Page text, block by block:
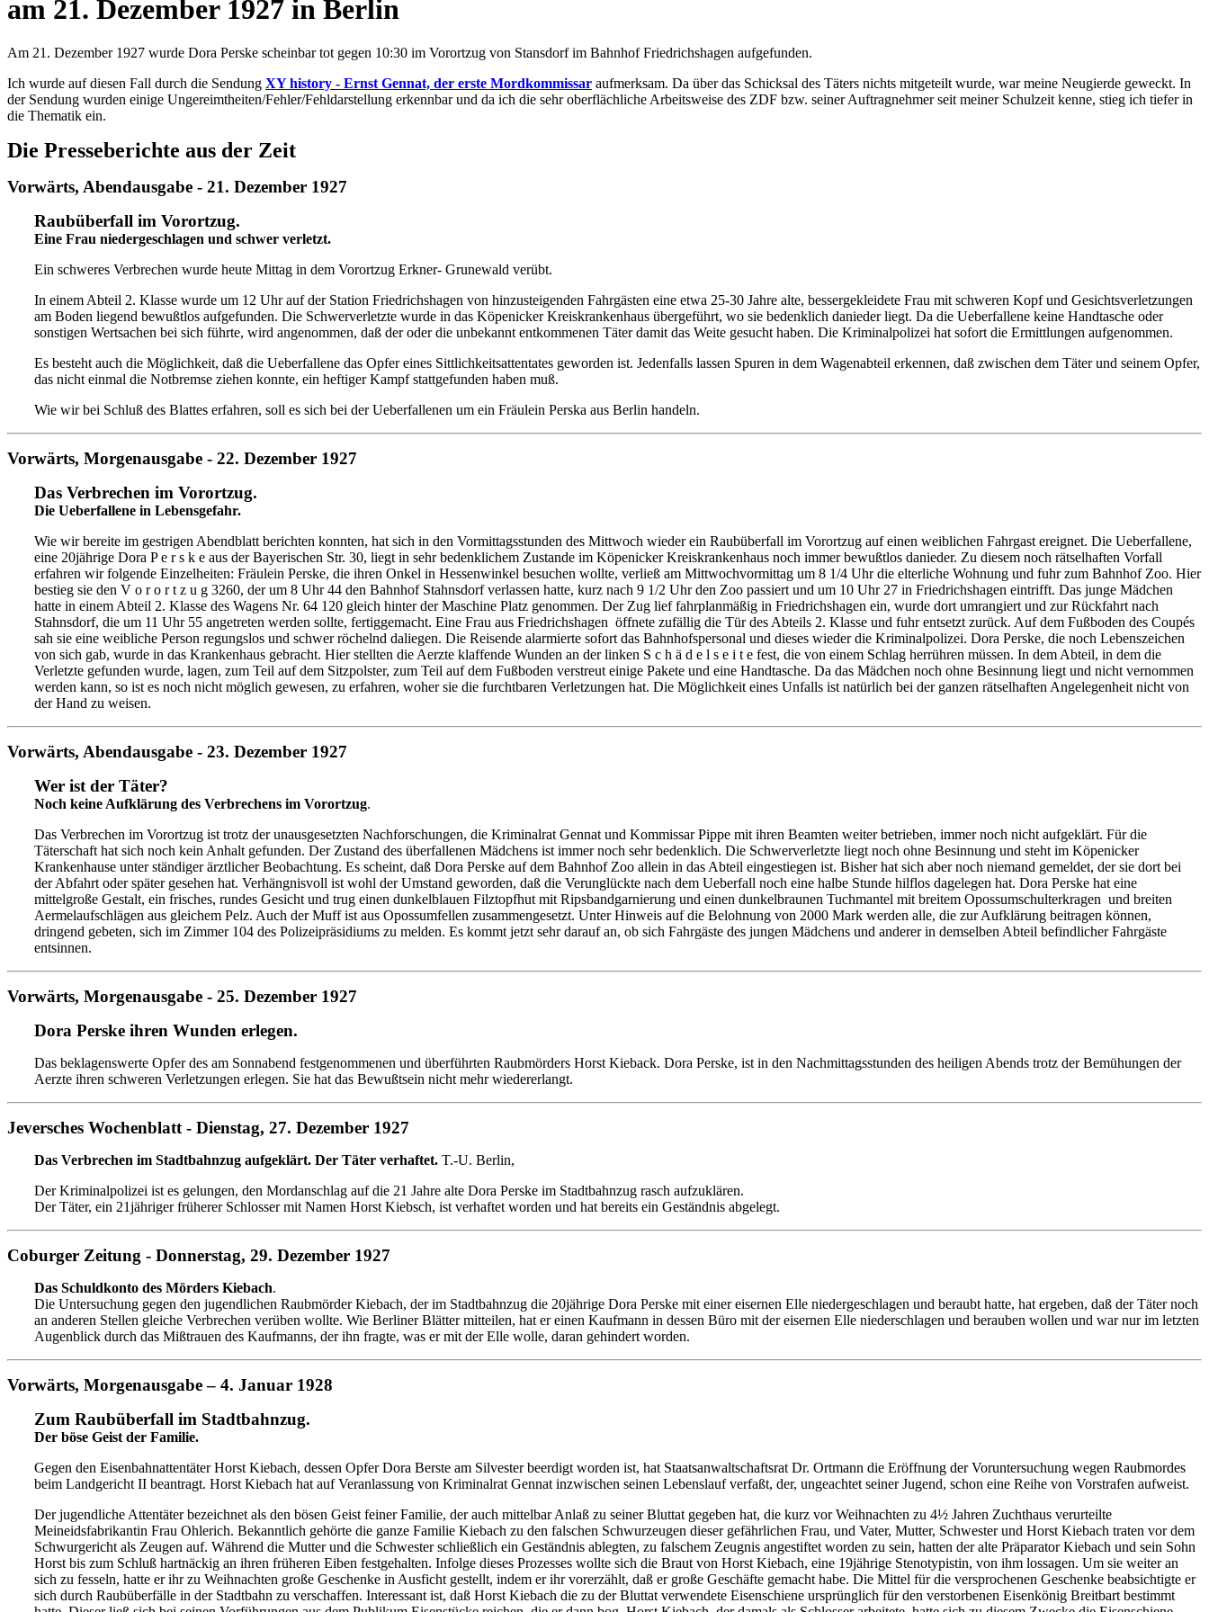
am 21. Dezember 1927 in Berlin
Am 21. Dezember 1927 wurde Dora Perske scheinbar tot gegen 10:30 im Vorortzug von Stansdorf im Bahnhof Friedrichshagen aufgefunden.
Ich wurde auf diesen Fall durch die Sendung XY history - Ernst Gennat, der erste Mordkommissar aufmerksam. Da über das Schicksal des Täters nichts mitgeteilt wurde, war meine Neugierde geweckt. In
der Sendung wurden einige Ungereimtheiten/Fehler/Fehldarstellung erkennbar und da ich die sehr oberflächliche Arbeitsweise des ZDF bzw. seiner Auftragnehmer seit meiner Schulzeit kenne, stieg ich tiefer in
die Thematik ein.
Die Presseberichte aus der Zeit
Vorwärts, Abendausgabe - 21. Dezember 1927
Raubüberfall im Vorortzug.
Eine Frau niedergeschlagen und schwer verletzt.
Ein schweres Verbrechen wurde heute Mittag in dem Vorortzug Erkner- Grunewald verübt.
In einem Abteil 2. Klasse wurde um 12 Uhr auf der Station Friedrichshagen von hinzusteigenden Fahrgästen eine etwa 25-30 Jahre alte, bessergekleidete Frau mit schweren Kopf und Gesichtsverletzungen
am Boden liegend bewußtlos aufgefunden. Die Schwerverletzte wurde in das Köpenicker Kreis­krankenhaus übergeführt, wo sie bedenklich danieder liegt. Da die Ueberfallene keine Handtasche oder
sonstigen Wertsachen bei sich führte, wird angenommen, daß der oder die unbekannt entkomme­nen Täter damit das Weite gesucht haben. Die Kriminalpolizei hat sofort die Ermittlungen aufgenommen.
Es besteht auch die Möglichkeit, daß die Ueberfallene das Opfer eines Sittlichkeitsattentates geworden ist. Jedenfalls lassen Spuren in dem Wagenabteil erkennen, daß zwischen dem Täter und seinem Opfer,
das nicht einmal die Not­bremse ziehen konnte, ein heftiger Kampf stattgefunden haben muß.
Wie wir bei Schluß des Blattes erfahren, soll es sich bei der Ueberfallenen um ein Fräulein Perska aus Berlin handeln.
Vorwärts, Morgenausgabe - 22. Dezember 1927
Das Verbrechen im Vorortzug.
Die Ueberfallene in Lebensgefahr.
Wie wir bereite im gestrigen Abendblatt berichten konnten, hat sich in den Vormittagsstunden des Mittwoch wieder ein Raubüberfall im Vorortzug auf einen weiblichen Fahrgast ereignet. Die Ueberfallene,
eine 20jährige Dora P e r s k e aus der Bayerischen Str. 30, liegt in sehr bedenklichem Zustande im Köpenicker Kreiskrankenhaus noch immer bewußtlos danieder. Zu diesem noch rätselhaften Vorfall
erfahren wir folgende Einzelheiten: Fräulein Perske, die ihren Onkel in Hessenwinkel besuchen wollte, verließ am Mittwochvormittag um 8 1/4 Uhr die elterliche Wohnung und fuhr zum Bahnhof Zoo. Hier
bestieg sie den V o r o r t z u g 3260, der um 8 Uhr 44 den Bahnhof Stahnsdorf verlassen hatte, kurz nach 9 1/2 Uhr den Zoo passiert und um 10 Uhr 27 in Friedrichshagen eintrifft. Das junge Mädchen
hatte in einem Abteil 2. Klasse des Wagens Nr. 64 120 gleich hinter der Maschine Platz genommen. Der Zug lief fahrplanmäßig in Friedrichshagen ein, wurde dort umrangiert und zur Rückfahrt nach
Stahnsdorf, die um 11 Uhr 55 angetreten werden sollte, fertiggemacht. Eine Frau aus Friedrichshagen öffnete zufällig die Tür des Abteils 2. Klasse und fuhr entsetzt zurück. Auf dem Fußboden des Coupés
sah sie eine weibliche Person regungslos und schwer röchelnd da­liegen. Die Reisende alarmierte sofort das Bahnhofspersonal und dieses wieder die Kriminalpolizei. Dora Perske, die noch Lebenszeichen
von sich gab, wurde in das Krankenhaus gebracht. Hier stellten die Aerzte klaffende Wunden an der linken S c h ä d e l s e i t e fest, die von einem Schlag herrühren müssen. In dem Abteil, in dem die
Verletzte gefunden wurde, lagen, zum Teil auf dem Sitzpolster, zum Teil auf dem Fußboden verstreut einige Pakete und eine Handtasche. Da das Mädchen noch ohne Besinnung liegt und nicht vernommen
werden kann, so ist es noch nicht möglich gewesen, zu erfahren, woher sie die furchtbaren Verletzungen hat. Die Möglichkeit eines Unfalls ist natürlich bei der ganzen rätselhaften Angelegenheit nicht von
der Hand zu weisen.
Vorwärts, Abendausgabe - 23. Dezember 1927
Wer ist der Täter?
Noch keine Aufklärung des Verbrechens im Vorortzug.
Das Verbrechen im Vorortzug ist trotz der unausgesetzten Nachforschungen, die Kriminalrat Gennat und Kommissar Pippe mit ihren Beamten weiter betrieben, immer noch nicht aufgeklärt. Für die
Täterschaft hat sich noch kein Anhalt gefunden. Der Zustand des überfallenen Mädchens ist immer noch sehr bedenklich. Die Schwerverletzte liegt noch ohne Besinnung und steht im Köpenicker
Krankenhause unter ständiger ärztlicher Beobachtung. Es scheint, daß Dora Perske auf dem Bahn­hof Zoo allein in das Abteil eingestiegen ist. Bisher hat sich aber noch niemand gemeldet, der sie dort bei
der Abfahrt oder später gesehen hat. Verhängnisvoll ist wohl der Umstand geworden, daß die Verunglückte nach dem Ueberfall noch eine halbe Stunde hilflos dagelegen hat. Dora Perske hat eine
mittelgroße Gestalt, ein frisches, rundes Gesicht und trug einen dunkelblauen Filztopfhut mit Ripsbandgarnierung und einen dunkelbraunen Tuchmantel mit breitem Opossumschulterkragen und breiten
Aermelaufschlägen aus gleichem Pelz. Auch der Muff ist aus Opossumfellen zusammengesetzt. Unter Hinweis auf die Belohnung von 2000 Mark werden alle, die zur Aufklärung beitragen können,
dringend gebeten, sich im Zimmer 104 des Polizeipräsidiums zu melden. Es kommt jetzt sehr darauf an, ob sich Fahrgäste des jungen Mädchens und anderer in demselben Abteil befindlicher Fahrgäste
entsinnen.
Vorwärts, Morgenausgabe - 25. Dezember 1927
Dora Perske ihren Wunden erlegen.
Das beklagenswerte Opfer des am Sonnabend festgenommenen und überführten Raubmörders Horst Kieback. Dora Perske, ist in den Nachmittagsstunden des heiligen Abends trotz der Bemühun­gen der
Aerzte ihren schweren Verletzungen erlegen. Sie hat das Bewußtsein nicht mehr wiedererlangt.
Jeversches Wochenblatt - Dienstag, 27. Dezember 1927
Das Verbrechen im Stadtbahnzug aufgeklärt. Der Täter verhaftet. T.-U. Berlin,
Der Kriminalpolizei ist es gelungen, den Mordanschlag auf die 21 Jahre alte Dora Perske im Stadtbahnzug rasch aufzuklären.
Der Täter, ein 21jähriger früherer Schlosser mit Namen Horst Kiebsch, ist verhaftet worden und hat bereits ein Geständnis abgelegt.
Coburger Zeitung - Donnerstag, 29. Dezember 1927
Das Schuldkonto des Mörders Kiebach.
Die Untersuchung gegen den jugendlichen Raubmörder Kiebach, der im Stadtbahnzug die 20jährige Dora Perske mit einer eisernen Elle niedergeschlagen und beraubt hatte, hat ergeben, daß der Täter noch
an anderen Stellen gleiche Verbrechen verüben wollte. Wie Berliner Blätter mitteilen, hat er einen Kaufmann in dessen Büro mit der eisernen Elle niederschlagen und berauben wollen und war nur im letzten
Augenblick durch das Mißtrauen des Kaufmanns, der ihn fragte, was er mit der Elle wolle, daran gehindert worden.
Vorwärts, Morgenausgabe – 4. Januar 1928
Zum Raubüberfall im Stadtbahnzug.
Der böse Geist der Familie.
Gegen den Eisenbahnattentäter Horst Kiebach, dessen Opfer Dora Berste am Silvester beerdigt worden ist, hat Staatsanwaltschaftsrat Dr. Ortmann die Eröffnung der Voruntersuchung wegen Raubmordes
beim Landgericht II beantragt. Horst Kiebach hat auf Veranlassung von Kriminalrat Gennat inzwischen seinen Lebenslauf verfaßt, der, ungeachtet seiner Jugend, schon eine Reihe von Vorstrafen aufweist.
Der jugendliche Attentäter bezeichnet als den bösen Geist feiner Familie, der auch mittelbar Anlaß zu seiner Bluttat gegeben hat, die kurz vor Weihnachten zu 4½ Jahren Zuchthaus verurteilte
Meineidsfabrikantin Frau Ohlerich. Bekanntlich gehörte die ganze Familie Kiebach zu den falschen Schwurzeugen dieser gefährlichen Frau, und Vater, Mutter, Schwester und Horst Kiebach traten vor dem
Schwurgericht als Zeugen auf. Während die Mutter und die Schwester schließlich ein Geständnis ablegten, zu falschem Zeugnis angestiftet worden zu sein, hatten der alte Präparator Kiebach und sein Sohn
Horst bis zum Schluß hartnäckig an ihren früheren Eiben festgehalten. Infolge dieses Prozesses wollte sich die Braut von Horst Kiebach, eine 19jährige Stenotypistin, von ihm lossagen. Um sie weiter an
sich zu fesseln, hatte er ihr zu Weihnachten große Geschenke in Aus­ficht gestellt, indem er ihr vorerzählt, daß er große Geschäfte ge­macht habe. Die Mittel für die versprochenen Geschenke beabsichtigte er
sich durch Raubüberfälle in der Stadtbahn zu verschaffen. Interessant ist, daß Horst Kiebach die zu der Bluttat verwendete Eisenschiene ursprünglich für den verstorbenen Eisenkönig Breitbart bestimmt